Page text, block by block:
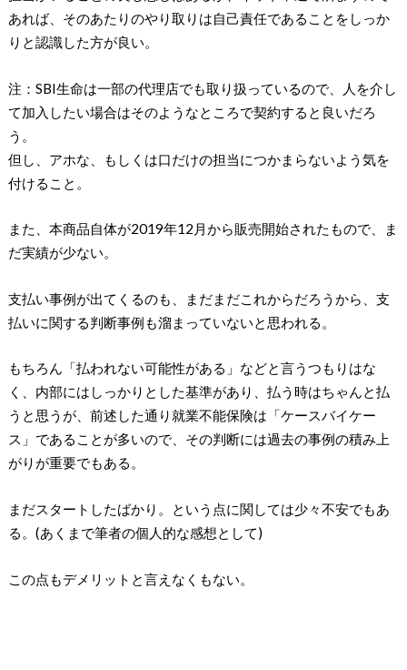
あれば、そのあたりのやり取りは自己責任であることをしっか
りと認識した方が良い。
注：SBI生命は一部の代理店でも取り扱っているので、人を介し
て加入したい場合はそのようなところで契約すると良いだろ
う。
但し、アホな、もしくは口だけの担当につかまらないよう気を
付けること。
また、本商品自体が2019年12月から販売開始されたもので、ま
だ実績が少ない。
支払い事例が出てくるのも、まだまだこれからだろうから、支
払いに関する判断事例も溜まっていないと思われる。
もちろん「払われない可能性がある」などと言うつもりはな
く、内部にはしっかりとした基準があり、払う時はちゃんと払
うと思うが、前述した通り就業不能保険は「ケースバイケー
ス」であることが多いので、その判断には過去の事例の積み上
がりが重要でもある。
まだスタートしたばかり。という点に関しては少々不安でもあ
る。(あくまで筆者の個人的な感想として)
この点もデメリットと言えなくもない。